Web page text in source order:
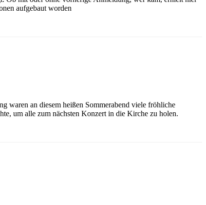
aufgebaut worden
waren an diesem heißen Sommerabend viele fröhliche
um alle zum nächsten Konzert in die Kirche zu holen.